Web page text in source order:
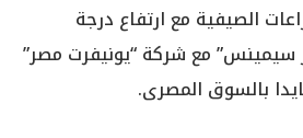
الصيفية مع ارتفاع درجة
سيمينس” مع شركة “يونيفرت مصر”
بالسوق المصرى.